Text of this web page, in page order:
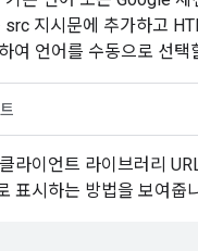
src 지시문에 추가하고
여 언어를 수동으로 선택
라이언트 라이브러리
표시하는 방법을 보여줍